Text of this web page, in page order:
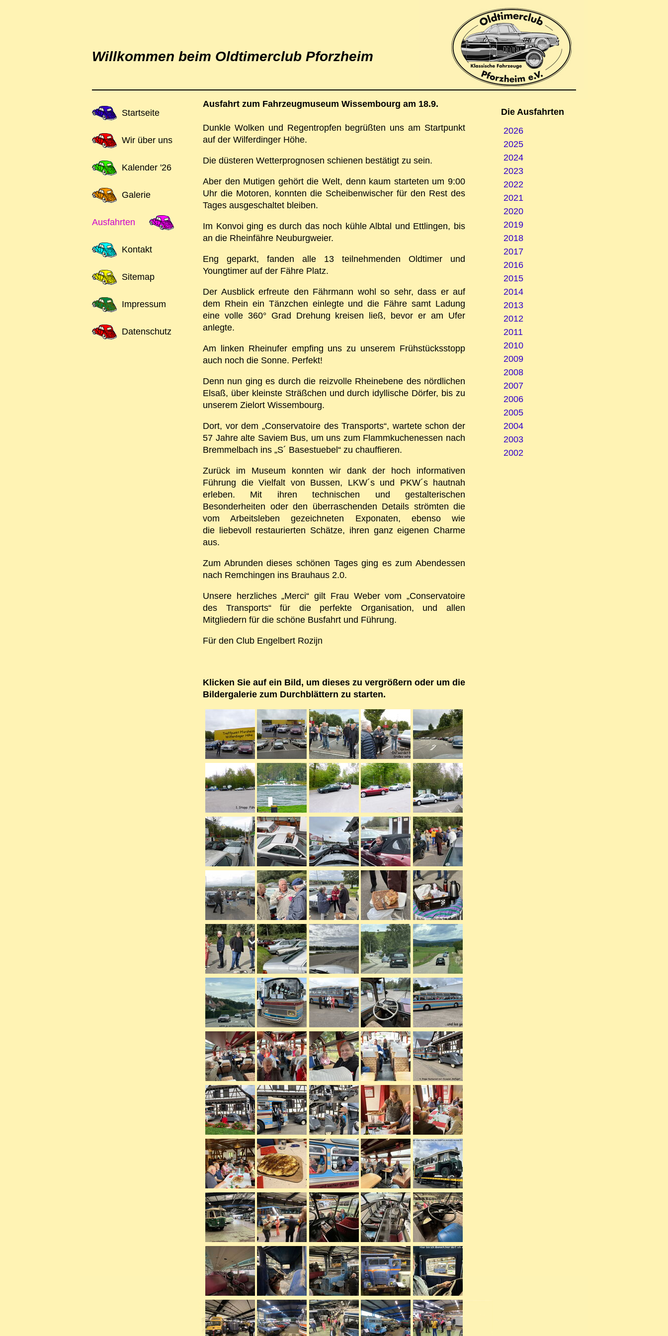
Willkommen beim Oldtimerclub Pforzheim
Ausfahrt zum Fahrzeugmuseum Wissembourg am 18.9.
Dunkle Wolken und Regentropfen begrüßten uns am Startpunkt
auf der Wilferdinger Höhe.
Die düsteren Wetterprognosen schienen bestätigt zu sein.
Aber den Mutigen gehört die Welt, denn kaum starteten um 9:00
Uhr die Motoren, konnten die Scheibenwischer für den Rest des
Tages ausgeschaltet bleiben.
Im Konvoi ging es durch das noch kühle Albtal und Ettlingen, bis
an die Rheinfähre Neuburgweier.
Eng geparkt, fanden alle 13 teilnehmenden Oldtimer und
Youngtimer auf der Fähre Platz.
Der Ausblick erfreute den Fährmann wohl so sehr, dass er auf
dem Rhein ein Tänzchen einlegte und die Fähre samt Ladung
eine volle 360° Grad Drehung kreisen ließ, bevor er am Ufer
anlegte.
Am linken Rheinufer empfing uns zu unserem Frühstücksstopp
auch noch die Sonne. Perfekt!
Denn nun ging es durch die reizvolle Rheinebene des nördlichen
Elsaß, über kleinste Sträßchen und durch idyllische Dörfer, bis zu
unserem Zielort Wissembourg.
Dort, vor dem „Conservatoire des Transports“, wartete schon der
57 Jahre alte Saviem Bus, um uns zum Flammkuchenessen nach
Bremmelbach ins „S´ Basestuebel“ zu chauffieren.
Zurück im Museum konnten wir dank der hoch informativen
Führung die Vielfalt von Bussen, LKW´s und PKW´s hautnah
erleben. Mit ihren technischen und gestalterischen
Besonderheiten oder den überraschenden Details strömten die
vom Arbeitsleben gezeichneten Exponaten, ebenso wie
die liebevoll restaurierten Schätze, ihren ganz eigenen Charme
aus.
Zum Abrunden dieses schönen Tages ging es zum Abendessen
nach Remchingen ins Brauhaus 2.0.
Unsere herzliches „Merci“ gilt Frau Weber vom „Conservatoire
des Transports“ für die perfekte Organisation, und allen
Mitgliedern für die schöne Busfahrt und Führung.
Für den Club Engelbert Rozijn
Klicken Sie auf ein Bild, um dieses zu vergrößern oder um die
Bildergalerie zum Durchblättern zu starten.
Navigation
Startseite
Wir über uns
Kalender '26
Galerie
Ausfahrten
Kontakt
Sitemap
Impressum
Datenschutz
Die Ausfahrten
2026
2025
2024
2023
2022
2021
2020
2019
2018
2017
2016
2015
2014
2013
2012
2011
2010
2009
2008
2007
2006
2005
2004
2003
2002